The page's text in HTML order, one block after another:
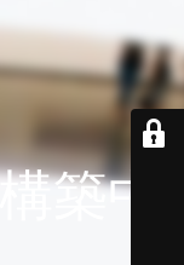
築中